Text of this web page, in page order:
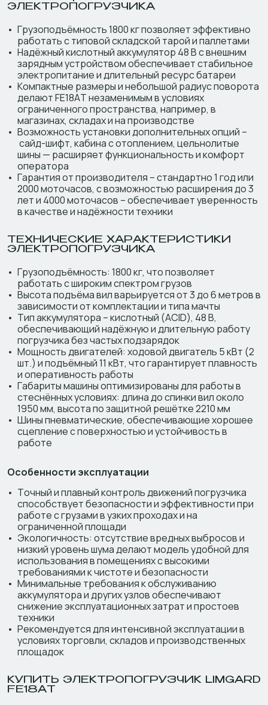
ЭЛЕКТРОПОГРУЗЧИКА
Грузоподъёмность 1800 кг позволяет эффективно
работать с типовой складской тарой и паллетами
Надёжный кислотный аккумулятор 48 В с внешним
зарядным устройством обеспечивает стабильное
электропитание и длительный ресурс батареи
Компактные размеры и небольшой радиус поворота
делают FE18AT незаменимым в условиях
ограниченного пространства, например, в
магазинах, складах и на производстве
Возможность установки дополнительных опций –
сайд-шифт, кабина с отоплением, цельнолитые
шины — расширяет функциональность и комфорт
оператора
Гарантия от производителя – стандартно 1 год или
2000 моточасов, с возможностью расширения до 3
лет и 4000 моточасов – обеспечивает уверенность
в качестве и надёжности техники
ТЕХНИЧЕСКИЕ ХАРАКТЕРИСТИКИ
ЭЛЕКТРОПОГРУЗЧИКА
Грузоподъёмность: 1800 кг, что позволяет
работать с широким спектром грузов
Высота подъёма вил варьируется от 3 до 6 метров в
зависимости от комплектации и типа мачты
Тип аккумулятора – кислотный (ACID), 48 В,
обеспечивающий надёжную и длительную работу
погрузчика без частых подзарядок
Мощность двигателей: ходовой двигатель 5 кВт (2
шт.) и подъёмный 11 кВт, что гарантирует плавность
и оперативность работы
Габариты машины оптимизированы для работы в
стеснённых условиях: длина до спинки вил около
1950 мм, высота по защитной решётке 2210 мм
Шины пневматические, обеспечивающие хорошее
сцепление с поверхностью и устойчивость в
работе
Особенности эксплуатации
Точный и плавный контроль движений погрузчика
способствует безопасности и эффективности при
работе с грузами в узких проходах и на
ограниченной площади
Экологичность: отсутствие вредных выбросов и
низкий уровень шума делают модель удобной для
использования в помещениях с высокими
требованиями к чистоте и безопасности
Минимальные требования к обслуживанию
аккумулятора и других узлов обеспечивают
снижение эксплуатационных затрат и простоев
техники
Рекомендуется для интенсивной эксплуатации в
условиях торговли, складов и производственных
площадок
КУПИТЬ ЭЛЕКТРОПОГРУЗЧИК LIMGARD
FE18AT